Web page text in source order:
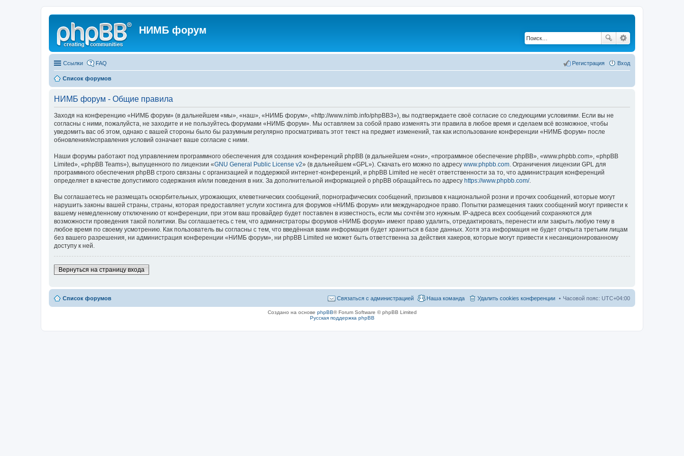
НИМБ форум
Ссылки FAQ Вход
Регистрация
Список форумов
НИМБ форум - Общие правила
Заходя на конференцию «НИМБ форум» (в дальнейшем «мы», «наш», «НИМБ форум», «http://www.nimb.info/phpBB3»), вы подтверждаете своё согласие со следующими условиями. Если вы не
согласны с ними, пожалуйста, не заходите и не пользуйтесь форумами «НИМБ форум». Мы оставляем за собой право изменять эти правила в любое время и сделаем всё возможное, чтобы
уведомить вас об этом, однако с вашей стороны было бы разумным регулярно просматривать этот текст на предмет изменений, так как использование конференции «НИМБ форум» после
обновления/исправления условий означает ваше согласие с ними.
Наши форумы работают под управлением программного обеспечения для создания конференций phpBB (в дальнейшем «они», «программное обеспечение phpBB», «www.phpbb.com», «phpBB
Limited», «phpBB Teams»), выпущенного по лицензии «GNU General Public License v2» (в дальнейшем «GPL»). Скачать его можно по адресу www.phpbb.com. Ограничения лицензии GPL для
программного обеспечения phpBB строго связаны с организацией и поддержкой интернет-конференций, и phpBB Limited не несёт ответственности за то, что администрация конференций
определяет в качестве допустимого содержания и/или поведения в них. За дополнительной информацией о phpBB обращайтесь по адресу https://www.phpbb.com/.
Вы соглашаетесь не размещать оскорбительных, угрожающих, клеветнических сообщений, порнографических сообщений, призывов к национальной розни и прочих сообщений, которые могут
нарушить законы вашей страны, страны, которая предоставляет услуги хостинга для форумов «НИМБ форум» или международное право. Попытки размещения таких сообщений могут привести к
вашему немедленному отключению от конференции, при этом ваш провайдер будет поставлен в известность, если мы сочтём это нужным. IP-адреса всех сообщений сохраняются для
возможности проведения такой политики. Вы соглашаетесь с тем, что администраторы форумов «НИМБ форум» имеют право удалить, отредактировать, перенести или закрыть любую тему в
любое время по своему усмотрению. Как пользователь вы согласны с тем, что введённая вами информация будет храниться в базе данных. Хотя эта информация не будет открыта третьим лицам
без вашего разрешения, ни администрация конференции «НИМБ форум», ни phpBB Limited не может быть ответственна за действия хакеров, которые могут привести к несанкционированному
доступу к ней.
Вернуться на страницу входа
Список форумов Часовой пояс: UTC+04:00
Удалить cookies конференции
Наша команда
Связаться с администрацией
Создано на основе phpBB® Forum Software © phpBB Limited
Русская поддержка phpBB